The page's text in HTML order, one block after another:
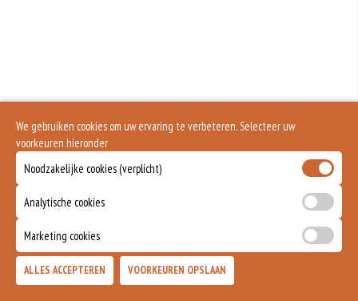
We gebruiken cookies om uw ervaring te verbeteren. Selecteer uw
voorkeuren hieronder
Noodzakelijke cookies (verplicht)
Analytische cookies
Marketing cookies
ALLES ACCEPTEREN VOORKEUREN OPSLAAN